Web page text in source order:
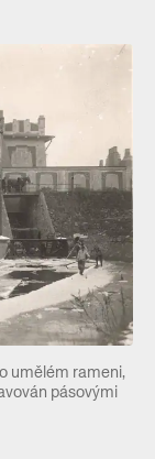
umělém rameni,
pásovými